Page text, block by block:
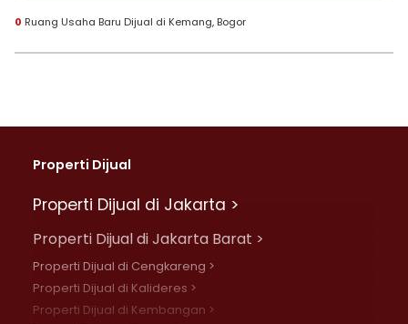
0 Ruang Usaha Baru Dijual di Kemang, Bogor
Properti Dijual
Properti Dijual di Jakarta >
Properti Dijual di Jakarta Barat >
Properti Dijual di Cengkareng >
Properti Dijual di Kalideres >
Properti Dijual di Kembangan >